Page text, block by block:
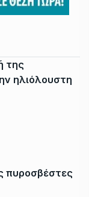
της
ηλιόλουστη
πυροσβέστες